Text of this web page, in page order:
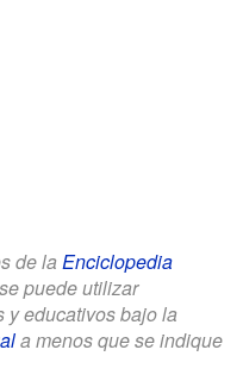
de la Enciclopedia
puede utilizar
y educativos bajo la
a menos que se indique